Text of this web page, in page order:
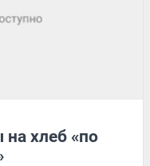
хлеб «по